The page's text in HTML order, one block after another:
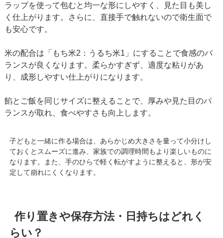
ラップを使って包むと均一な形にしやすく、見た目も美し
く仕上がります。さらに、直接手で触れないので衛生面で
も安心です。
米の配合は「もち米2：うるち米1」にすることで食感のバ
ランスが良くなります。柔らかすぎず、適度な粘りがあ
り、成形しやすい仕上がりになります。
餡とご飯を同じサイズに整えることで、厚みや見た目のバ
ランスが取れ、食べやすさも向上します。
子どもと一緒に作る場合は、あらかじめ大きさを量って小分けし
ておくとスムーズに進み、家族での調理時間もより楽しいものに
なります。また、手のひらで軽く転がすように整えると、形が安
定して崩れにくくなります。
作り置きや保存方法・日持ちはどれく
らい？